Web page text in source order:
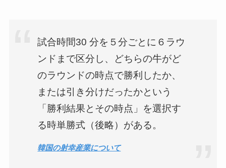
試合時間30 分を５分ごとに６ラウ
ンドまで区分し、どちらの牛がど
のラウンドの時点で勝利したか、
または引き分けだったかという
「勝利結果とその時点」を選択す
る時単勝式（後略）がある。
韓国の射幸産業について